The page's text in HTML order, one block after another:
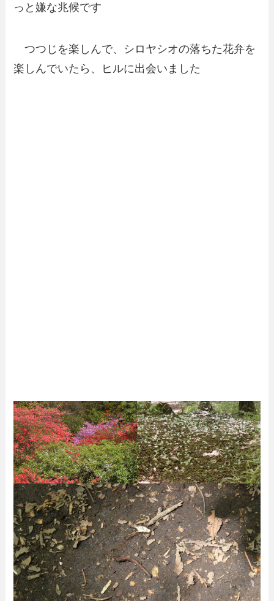
っと嫌な兆候です
つつじを楽しんで、シロヤシオの落ちた花弁を
楽しんでいたら、ヒルに出会いました